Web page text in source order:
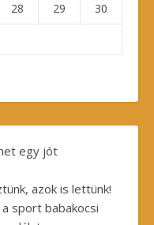
28 29 30
egy jót
azok is lettünk!
sport babakocsi